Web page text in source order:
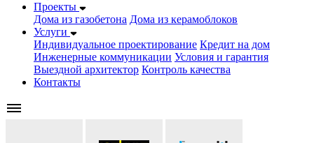
Проекты
Дома из газобетонa Дома из керамоблоков
Услуги
Индивидуальное проектирование Кредит на дом
Инженерные коммуникации Условия и гарантия
Выездной архитектор Контроль качества
Контакты